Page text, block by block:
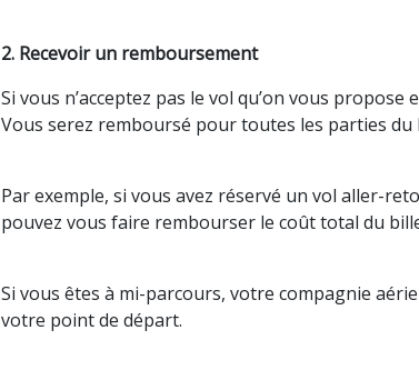
2. Recevoir un remboursement
Si vous n’acceptez pas le vol qu’on vous
Vous serez remboursé pour toutes les parties du
Par exemple, si vous avez réservé un vol aller-
pouvez vous faire rembourser le coût total du
Si vous êtes à mi-parcours, votre compagnie
votre point de départ.